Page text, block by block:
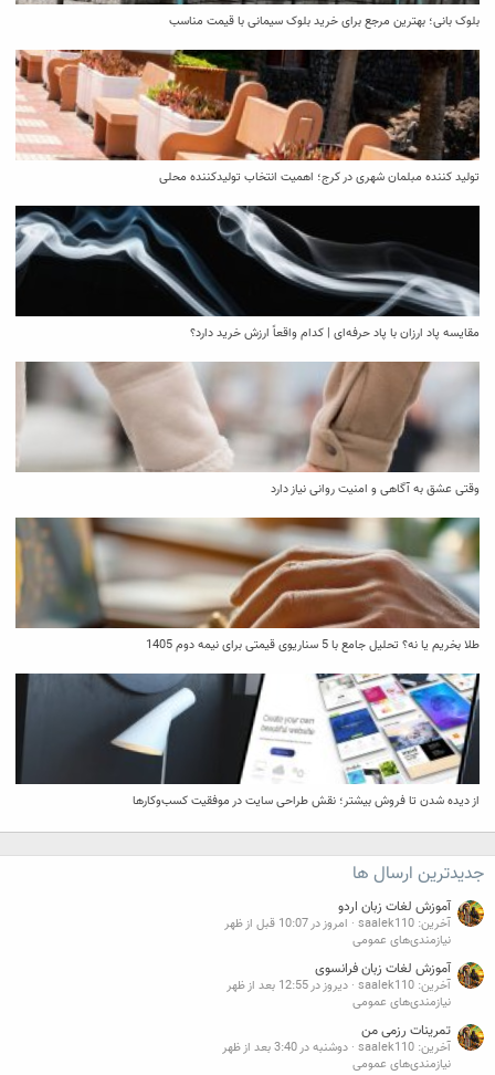
بلوک بانی؛ بهترین مرجع برای خرید بلوک سیمانی با قیمت مناسب
تولید کننده مبلمان شهری در کرج؛ اهمیت انتخاب تولیدکننده محلی
مقایسه پاد ارزان با پاد حرفه‌ای | کدام واقعاً ارزش خرید دارد؟
وقتی عشق به آگاهی و امنیت روانی نیاز دارد
طلا بخریم یا نه؟ تحلیل جامع با 5 سناریوی قیمتی برای نیمه دوم 1405
از دیده شدن تا فروش بیشتر؛ نقش طراحی سایت در موفقیت کسب‌وکارها
جدیدترین ارسال ها
آموزش لغات زبان اردو
آخرین: saalek110
امروز در 10:07 قبل از ظهر
نیازمندی‌های عمومی
آموزش لغات زبان فرانسوی
آخرین: saalek110
دیروز در 12:55 بعد از ظهر
نیازمندی‌های عمومی
تمرینات رزمی من
آخرین: saalek110
دوشنبه در 3:40 بعد از ظهر
نیازمندی‌های عمومی